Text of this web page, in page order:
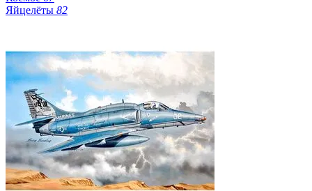
Яйцелёты 82